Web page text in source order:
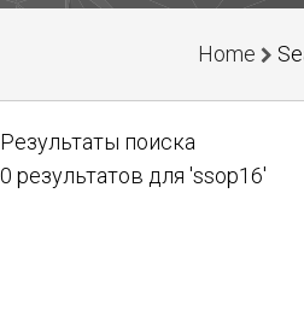
Home
Результаты поиска
0 результатов для 'ssop16'